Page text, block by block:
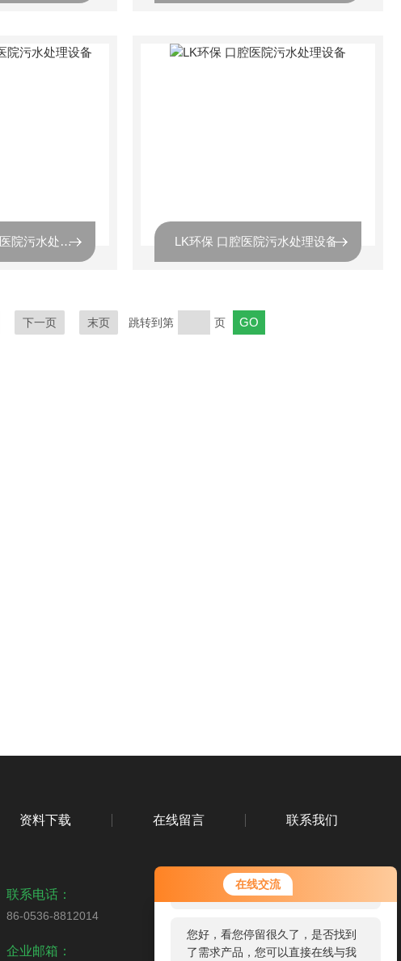
在线交流
您好！欢迎前来咨询，很高兴为您
服务，请问您要咨询什么问题呢？
您好，看您停留很久了，是否找到
了需求产品，您可以直接在线与我
LK环保 儿童口腔医院污水处理设备 LK环保 口腔医院污水处理设备
下一页 末页 跳转到第 页
资料下载 在线留言 联系我们
联系电话：
86-0536-8812014
企业邮箱：